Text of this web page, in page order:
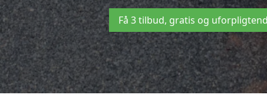
Få 3 tilbud, gratis og